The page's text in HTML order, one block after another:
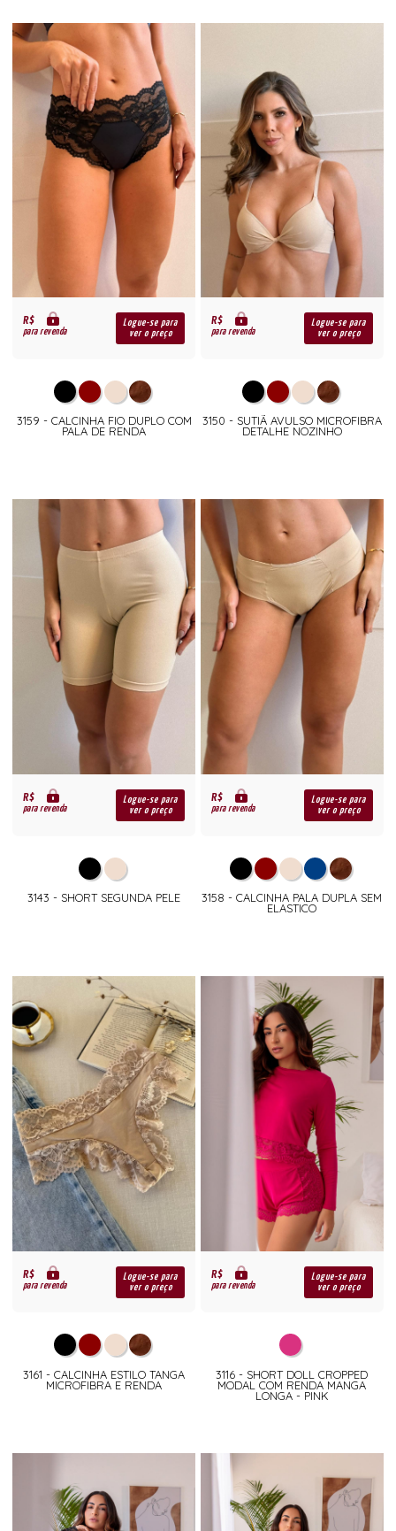
R$
para revenda
Logue-se para
ver o preço
3159 - CALCINHA FIO DUPLO COM
PALA DE RENDA
R$
para revenda
Logue-se para
ver o preço
3150 - SUTIÃ AVULSO MICROFIBRA
DETALHE NOZINHO
R$
para revenda
Logue-se para
ver o preço
3143 - SHORT SEGUNDA PELE
R$
para revenda
Logue-se para
ver o preço
3158 - CALCINHA PALA DUPLA SEM
ELASTICO
R$
para revenda
Logue-se para
ver o preço
3161 - CALCINHA ESTILO TANGA
MICROFIBRA E RENDA
R$
para revenda
Logue-se para
ver o preço
3116 - SHORT DOLL CROPPED
MODAL COM RENDA MANGA
LONGA - PINK